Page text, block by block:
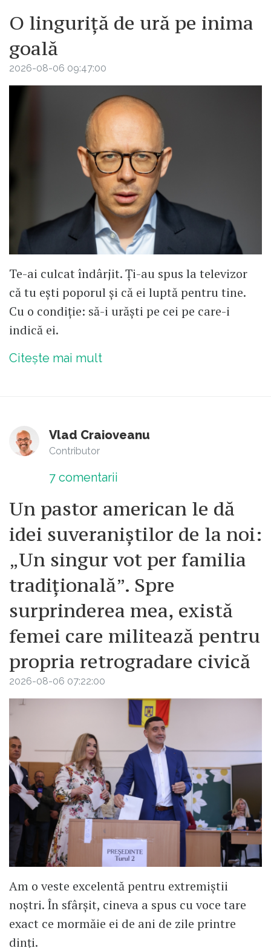
O linguriță de ură pe inima
goală
2026-08-06 09:47:00
Te-ai culcat îndârjit. Ți-au spus la televizor
că tu ești poporul și că ei luptă pentru tine.
Cu o condiție: să-i urăști pe cei pe care-i
indică ei.
Citește mai mult
Vlad Craioveanu
Contributor
7 comentarii
Un pastor american le dă
idei suveraniștilor de la noi:
„Un singur vot per familia
tradițională”. Spre
surprinderea mea, există
femei care militează pentru
propria retrogradare civică
2026-08-06 07:22:00
Am o veste excelentă pentru extremiștii
noștri. În sfârșit, cineva a spus cu voce tare
exact ce mormăie ei de ani de zile printre
dinți.